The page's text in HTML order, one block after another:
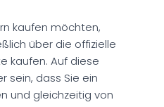
kaufen möchten,
über die offizielle
kaufen. Auf diese
sein, dass Sie ein
und gleichzeitig von